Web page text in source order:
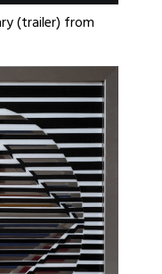
(trailer) from